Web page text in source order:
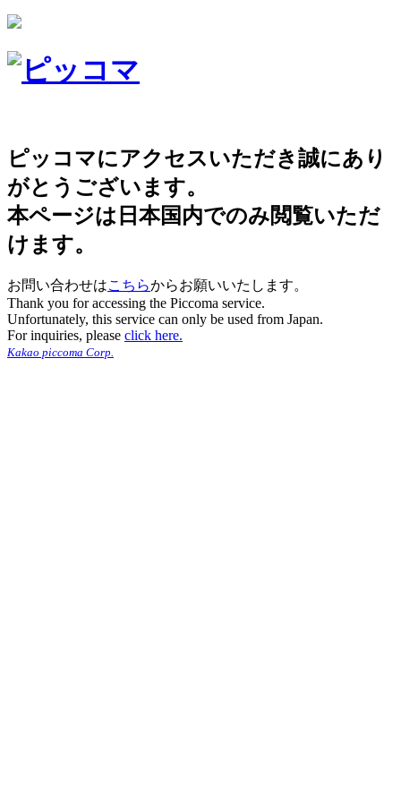
ピッコマにアクセスいただき誠にあり
がとうございます。
本ページは日本国内でのみ閲覧いただ
けます。
お問い合わせはこちらからお願いいたします。
Thank you for accessing the Piccoma service.
Unfortunately, this service can only be used from Japan.
For inquiries, please click here.
Kakao piccoma Corp.